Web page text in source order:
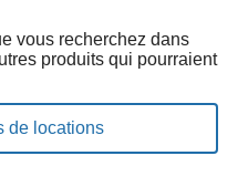
vous recherchez dans
produits qui pourraient
de locations